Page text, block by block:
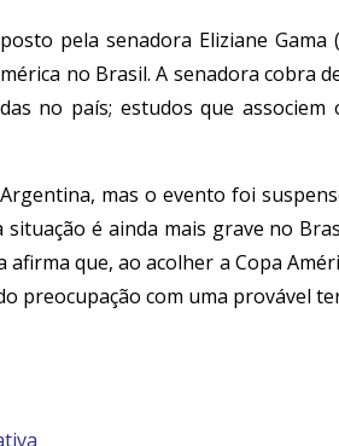
pela senadora Eliziane
no Brasil. A senadora cobra
no país; estudos que
mas o evento foi
é ainda mais grave no
afirma que, ao acolher a Copa
com uma provável